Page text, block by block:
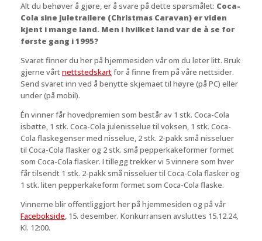
Alt du behøver å gjøre, er å svare på dette spørsmålet: Coca-
Cola sine juletrailere (Christmas Caravan) er viden
kjent i mange land. Men i hvilket land var de å se for
første gang i 1995?
Svaret finner du her på hjemmesiden vår om du leter litt. Bruk
gjerne vårtnettstedskartfor å finne frem på våre nettsider.
Send svaret inn ved å benytte skjemaet til høyre (på PC) eller
under (på mobil).
Én vinner får hovedpremien som består av 1 stk. Coca-Cola
isbøtte, 1 stk. Coca-Cola julenisselue til voksen, 1 stk. Coca-
Cola flaskegenser med nisselue, 2 stk. 2-pakk små nisseluer
til Coca-Cola flasker og 2 stk. små pepperkakeformer formet
som Coca-Cola flasker. I tillegg trekker vi 5 vinnere som hver
får tilsendt 1 stk. 2-pakk små nisseluer til Coca-Cola flasker og
1 stk. liten pepperkakeform formet som Coca-Cola flaske.
Vinnerne blir offentliggjort her på hjemmesiden og på vår
Facebokside, 15. desember. Konkurransen avsluttes 15.12.24,
Kl. 12:00.